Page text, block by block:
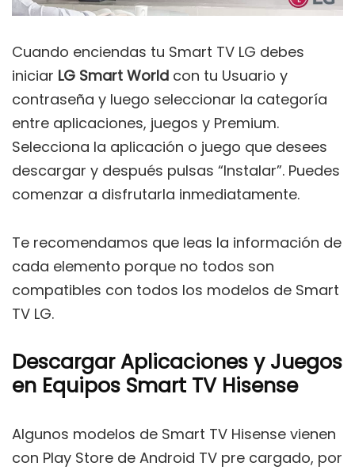
Cuando enciendas tu Smart TV LG debes
iniciar LG Smart World con tu Usuario y
contraseña y luego seleccionar la categoría
entre aplicaciones, juegos y Premium.
Selecciona la aplicación o juego que desees
descargar y después pulsas “Instalar”. Puedes
comenzar a disfrutarla inmediatamente.
Te recomendamos que leas la información de
cada elemento porque no todos son
compatibles con todos los modelos de Smart
TV LG.
Descargar Aplicaciones y Juegos
en Equipos Smart TV Hisense
Algunos modelos de Smart TV Hisense vienen
con Play Store de Android TV pre cargado, por